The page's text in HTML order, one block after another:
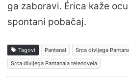
ga zaboravi. Érica kaže
spontani pobačaj.
Tagovi Pantanal
Srca divljega
Srca divljega Pantanala telenovela